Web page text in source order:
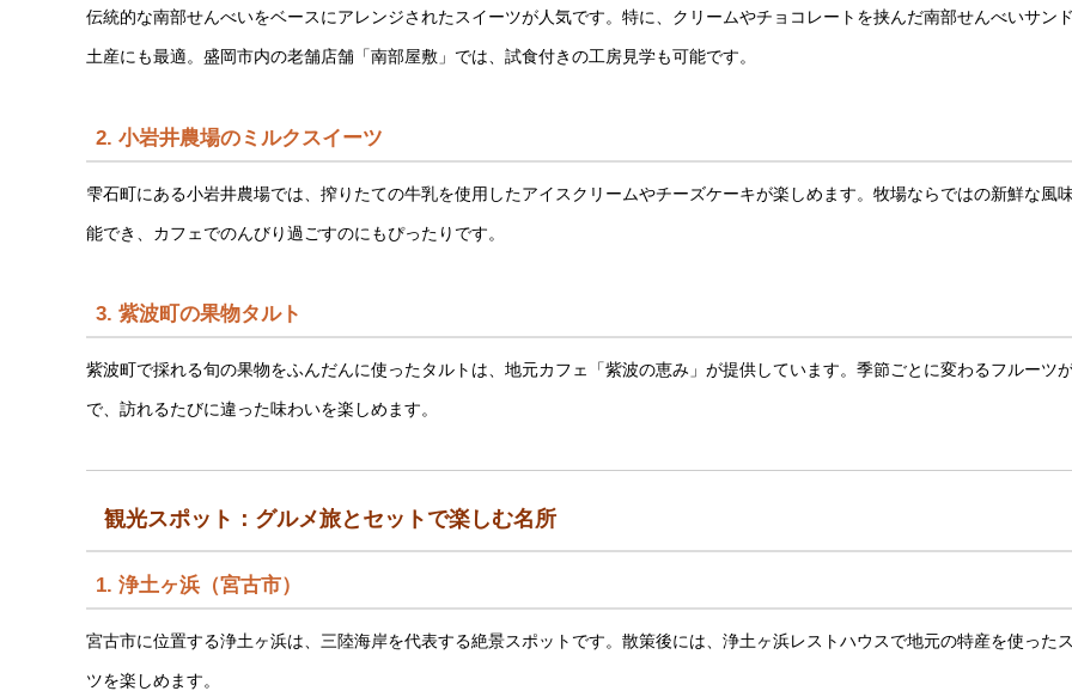
伝統的な南部せんべいをベースにアレンジされたスイーツが人気です。特に、クリームやチョコレートを挟んだ南部せんべいサン
土産にも最適。盛岡市内の老舗店舗「南部屋敷」では、試食付きの工房見学も可能です。
2. 小岩井農場のミルクスイーツ
雫石町にある小岩井農場では、搾りたての牛乳を使用したアイスクリームやチーズケーキが楽しめます。牧場ならではの新鮮な風
能でき、カフェでのんびり過ごすのにもぴったりです。
3. 紫波町の果物タルト
紫波町で採れる旬の果物をふんだんに使ったタルトは、地元カフェ「紫波の恵み」が提供しています。季節ごとに変わるフルーツ
で、訪れるたびに違った味わいを楽しめます。
観光スポット：グルメ旅とセットで楽しむ名所
1. 浄土ヶ浜（宮古市）
宮古市に位置する浄土ヶ浜は、三陸海岸を代表する絶景スポットです。散策後には、浄土ヶ浜レストハウスで地元の特産を使った
ツを楽しめます。